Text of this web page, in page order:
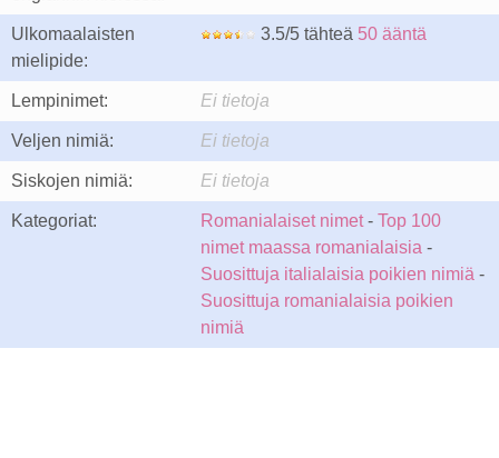
Ulkomaalaisten
mielipide:
3.5/5 tähteä 50 ääntä
Lempinimet: Ei tietoja
Veljen nimiä: Ei tietoja
Siskojen nimiä: Ei tietoja
Kategoriat: Romanialaiset nimet- Top 100
nimet maassa romanialaisia -
Suosittuja italialaisia poikien nimiä -
Suosittuja romanialaisia poikien
nimiä